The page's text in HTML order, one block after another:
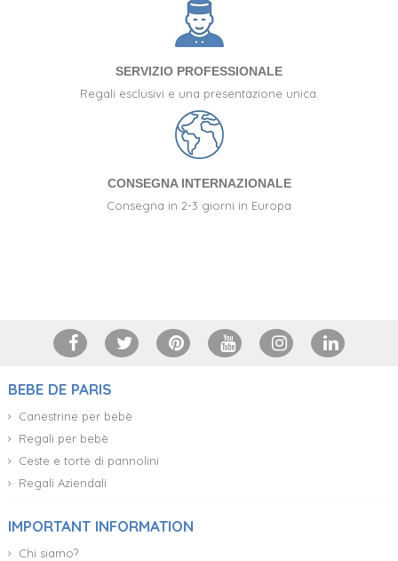
SERVIZIO PROFESSIONALE
Regali esclusivi e una presentazione unica.
CONSEGNA INTERNAZIONALE
Consegna in 2-3 giorni in Europa
BEBE DE PARIS
Canestrine per bebè
Regali per bebè
Ceste e torte di pannolini
Regali Aziendali
IMPORTANT INFORMATION
Chi siamo?